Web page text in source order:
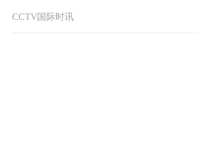
CCTV国际时讯